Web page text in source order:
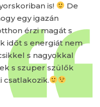
is!
De
egy igazán
érzi magát s
időt s energiát nem
s nagyokkal
s szuper szülők
csatlakozik.